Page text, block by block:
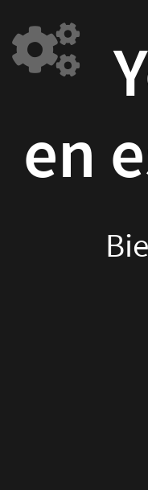
en
en espanol
Bienvenido